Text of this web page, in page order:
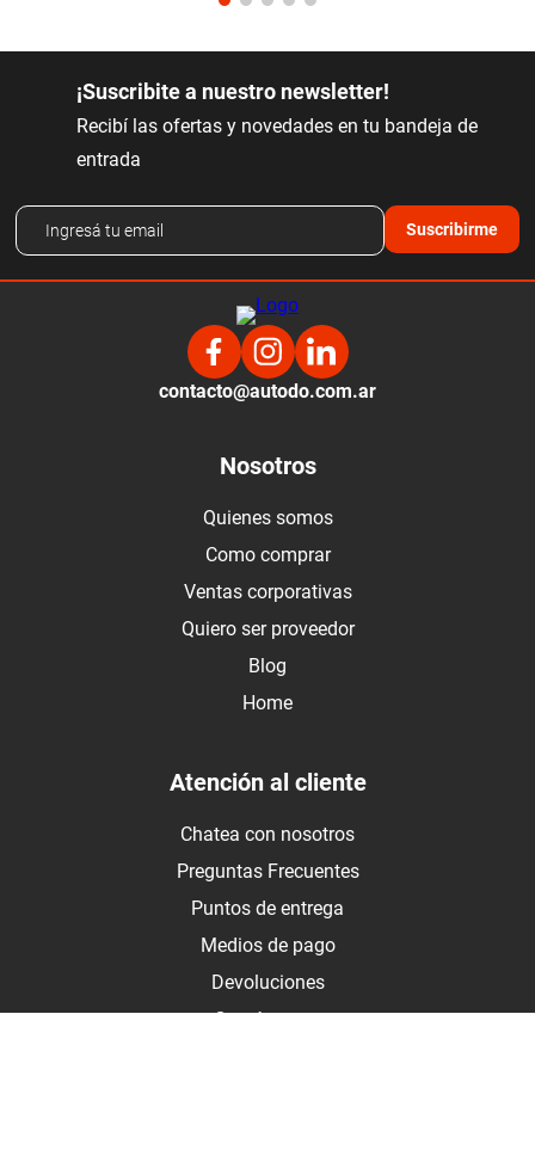
¡Suscribite a nuestro newsletter!
Recibí las ofertas y novedades en tu bandeja de
entrada
Suscribirme
contacto@autodo.com.ar
Nosotros
Quienes somos
Como comprar
Ventas corporativas
Quiero ser proveedor
Blog
Home
Atención al cliente
Chatea con nosotros
Preguntas Frecuentes
Puntos de entrega
Medios de pago
Devoluciones
Contáctanos